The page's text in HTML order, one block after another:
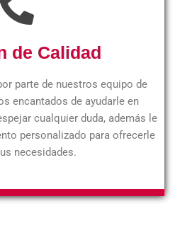
de Calidad
parte de nuestros equipo de
encantados de ayudarle en
cualquier duda, además le
personalizado para ofrecerle
necesidades.